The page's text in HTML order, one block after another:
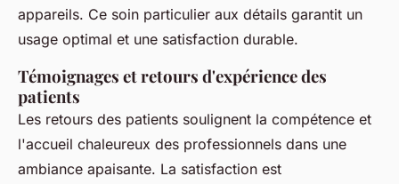
appareils. Ce soin particulier aux détails garantit un
usage optimal et une satisfaction durable.
Témoignages et retours d'expérience des
patients
Les retours des patients soulignent la compétence et
l'accueil chaleureux des professionnels dans une
ambiance apaisante. La satisfaction est